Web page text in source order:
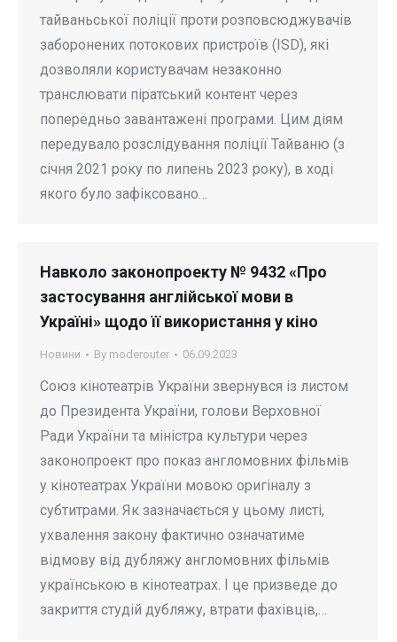
тайваньської поліції проти розповсюджувачів
заборонених потокових пристроїв (ISD), які
дозволяли користувачам незаконно
транслювати піратський контент через
попередньо завантажені програми. Цим діям
передувало розслідування поліції Тайваню (з
січня 2021 року по липень 2023 року), в ході
якого було зафіксовано…
Навколо законопроекту № 9432 «Про
застосування англійської мови в
Україні» щодо її використання у кіно
Новини By moderouter 06.09.2023
Союз кінотеатрів України звернувся із листом
до Президента України, голови Верховної
Ради України та міністра культури через
законопроект про показ англомовних фільмів
у кінотеатрах України мовою оригіналу з
субтитрами. Як зазначається у цьому листі,
ухвалення закону фактично означатиме
відмову від дубляжу англомовних фільмів
українською в кінотеатрах. І це призведе до
закриття студій дубляжу, втрати фахівців,…